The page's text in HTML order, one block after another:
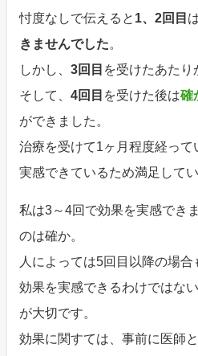
忖度なしで伝えると 1、2回目
きませんでした。
しかし、 3回目 を受けたあたり
そして、 4回目 を受けた後は確
ができました。
治療を受けて1ヶ月程度経っ
実感できているため満足してい
私は3～4回で効果を実感でき
のは確か。
人によっては5回目以降の場
効果を実感できるわけではな
が大切です。
効果に関すては、事前に医師